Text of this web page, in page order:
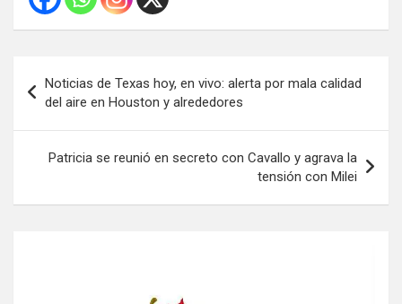
de
entradas
Noticias de Texas hoy, en vivo: alerta por mala calidad
del aire en Houston y alrededores
Patricia se reunió en secreto con Cavallo y agrava la
tensión con Milei